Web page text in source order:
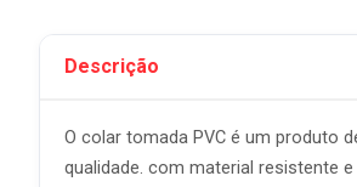
Descrição
O colar tomada PVC é um produto
qualidade. com material resistente